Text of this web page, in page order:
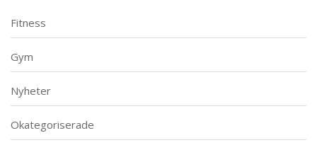
Fitness
Gym
Nyheter
Okategoriserade